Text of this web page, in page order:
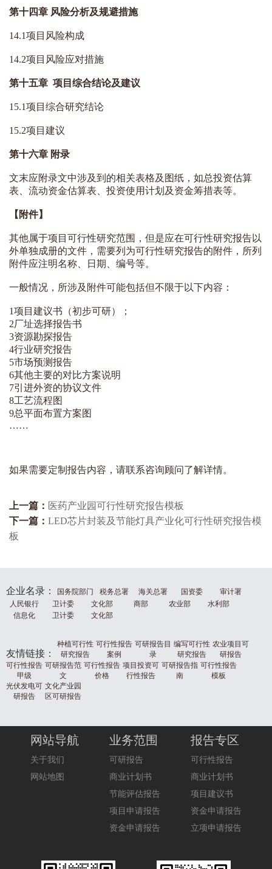
第十四章 风险分析及规避措施
14.1项目风险构成
14.2项目风险应对措施
第十五章 项目综合结论及建议
15.1项目综合研究结论
15.2项目建议
第十六章 附录
文末应附录文中涉及到的相关表格及图纸，如总投资估算
表、流动资金估算表、投资使用计划及资金筹措表等。
【附件】
其他属于项目可行性研究范围，但是应在可行性研究报告以
外单独成册的文件，需要列为可行性研究报告的附件，所列
附件应注明名称、日期、编号等。
一般情况，所涉及附件可能包括但不限于以下内容：
1项目建议书（初步可研）；
2厂址选择报告书
3资源勘探报告
4行业研究报告
5市场预测报告
6其他主要的对比方案说明
7引进外资的协议文件
8工艺流程图
9总平面布置方案图
……
如果需要定制报告内容，请联系咨询顾问了解详情。
上一篇： 医药产业园可行性研究报告模板
下一篇： LED芯片封装及节能灯具产业化可行性研究报告模
板
企业名录： 国务院部门 税务总署 海关总署 国资委
审计署
人民银行
卫计委 文化部 商部 农业部
水利部
信息化
卫计委 文化部
友情链接：
种植可行性
研究报告
可行性报告
案例
可研报告目
录
编写可行性
研究报告
农业项目可
研报告
可行性报告
甲级
可研报告范
文
可行性报告
价格
项目投资可
行性报告
可研报告指
南
可行性报告
模板
光伏发电可
研报告
文化产业园
区可研报告
网站导航
关于我们
网站地图
业务范围
可研报告
商业计划书
节能评估报告
项目申请报告
资金申请报告
报告专区
可行性报告
商业计划书
项目建议书
资金申请报告
立项申请报告